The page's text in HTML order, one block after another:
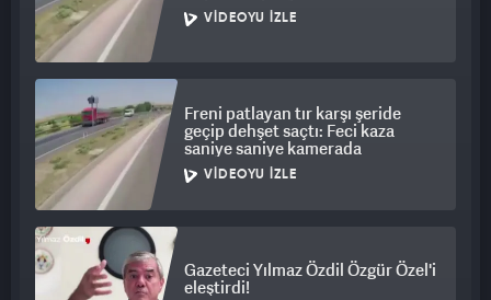
VIDEOYU İZLE
Freni patlayan tır karşı şeride
geçip dehşet saçtı: Feci kaza
saniye saniye kamerada
VIDEOYU İZLE
Gazeteci Yılmaz Özdil Özgür Özel'i
eleştirdi!